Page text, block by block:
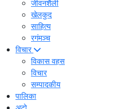
जीवनशैली
खेलकुद
साहित्य
रगंमञ्च
विचार
विकास वहस
विचार
सम्पादकीय
पालिका